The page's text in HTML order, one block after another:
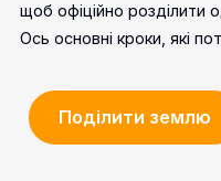
щоб офіційно розділити
Ось основні кроки, які
Поділити землю